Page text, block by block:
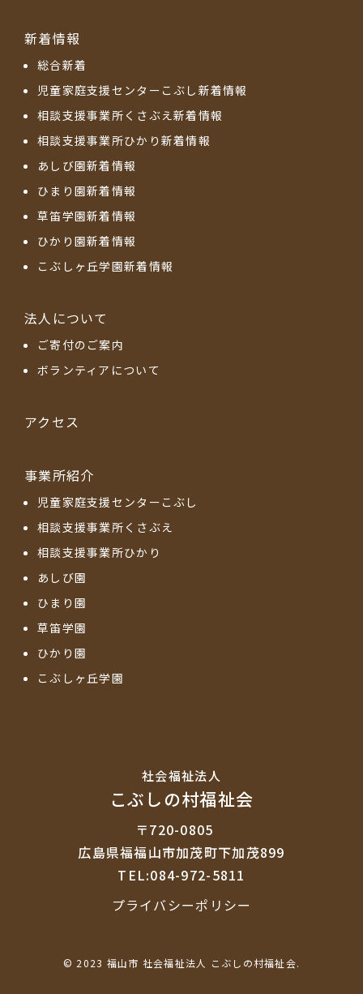
新着情報
総合新着
児童家庭支援センターこぶし新着情報
相談支援事業所くさぶえ新着情報
相談支援事業所ひかり新着情報
あしび園新着情報
ひまり園新着情報
草笛学園新着情報
ひかり園新着情報
こぶしヶ丘学園新着情報
法人について
ご寄付のご案内
ボランティアについて
アクセス
事業所紹介
児童家庭支援センターこぶし
相談支援事業所くさぶえ
相談支援事業所ひかり
あしび園
ひまり園
草笛学園
ひかり園
こぶしヶ丘学園
社会福祉法⼈
こぶしの村福祉会
〒720-0805
広島県福福山市加茂町下加茂899
TEL:084-972-5811
プライバシーポリシー
© 2023 福山市 社会福祉法人 こぶしの村福祉会.